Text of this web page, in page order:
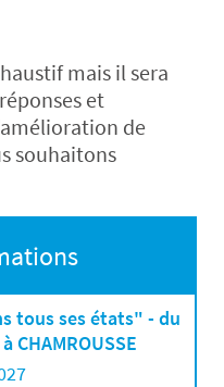
mais il sera
et
de
souhaitons
tous ses états" - du
CHAMROUSSE